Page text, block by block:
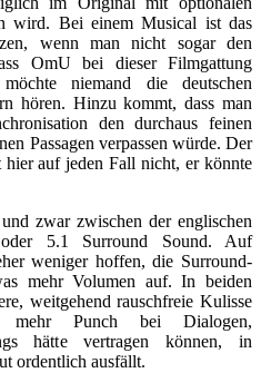
wird. Bei einem Musical ist das
wenn man nicht sogar den
OmU bei dieser Filmgattung
niemand die deutschen
hören. Hinzu kommt, dass man
den durchaus feinen
Passagen verpassen würde. Der
auf jeden Fall nicht, er könnte
zwar zwischen der englischen
5.1 Surround Sound. Auf
weniger hoffen, die Surround-
mehr Volumen auf. In beiden
weitgehend rauschfreie Kulisse
Punch bei Dialogen,
hätte vertragen können, in
ordentlich ausfällt.